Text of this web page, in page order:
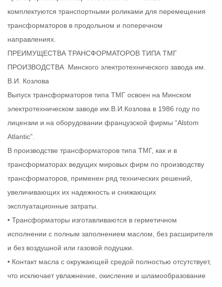
комплектуются транспортными роликами для перемещения
трансформаторов в продольном и поперечном
направлениях.
ПРЕИМУЩЕСТВА ТРАНСФОРМАТОРОВ ТИПА ТМГ
ПРОИЗВОДСТВА Минского электротехнического завода им.
В.И. Козлова
Выпуск трансформаторов типа ТМГ освоен на Минском
электротехническом заводе им.В.И.Козлова в 1986 году по
лицензии и на оборудовании французской фирмы “Alstom
Atlantic”.
В производстве трансформаторов типа ТМГ, как и в
трансформаторах ведущих мировых фирм по производству
трансформаторов, применен ряд технических решений,
увеличивающих их надежность и снижающих
эксплуатационные затраты.
• Трансформаторы изготавливаются в герметичном
исполнении с полным заполнением маслом, без расширителя
и без воздушной или газовой подушки.
• Контакт масла с окружающей средой полностью отсутствует,
что исключает увлажнение, окисление и шламообразование